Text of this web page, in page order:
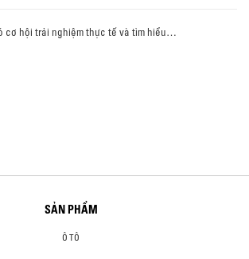
cơ hội trải nghiệm thực tế và tìm hiểu…
SẢN PHẨM
Ô TÔ